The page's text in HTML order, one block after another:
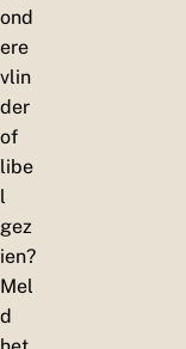
ond
ere
vlin
der
of
libe
l
gez
ien?
Mel
d